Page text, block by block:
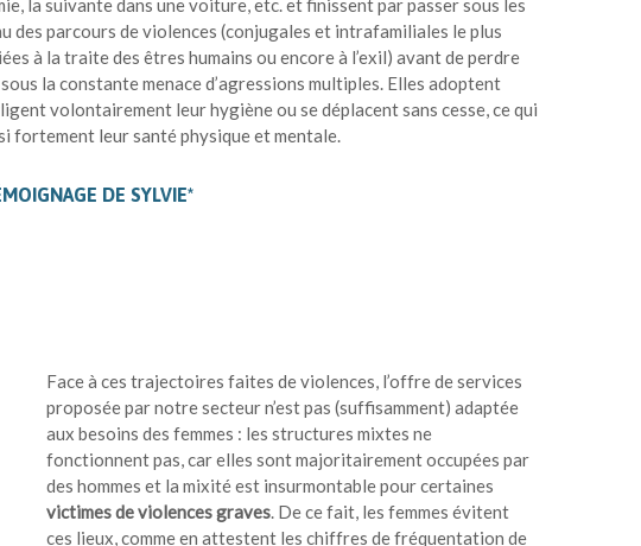
la suivante dans une voiture, etc. et finissent par passer sous les
parcours de violences (conjugales et intrafamiliales le plus
à la traite des êtres humains ou encore à l’exil) avant de perdre
la constante menace d’agressions multiples. Elles adoptent
volontairement leur hygiène ou se déplacent sans cesse, ce qui
fortement leur santé physique et mentale.
DE SYLVIE*
Face à ces trajectoires faites de violences, l’offre de services
proposée par notre secteur n’est pas (suffisamment) adaptée
aux besoins des femmes : les structures mixtes ne
fonctionnent pas, car elles sont majoritairement occupées par
des hommes et la mixité est insurmontable pour certaines
victimes de violences graves. De ce fait, les femmes évitent
ces lieux, comme en attestent les chiffres de fréquentation de